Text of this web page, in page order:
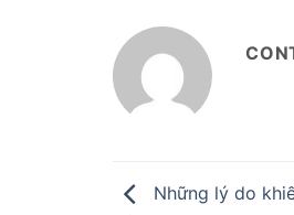
Những lý do